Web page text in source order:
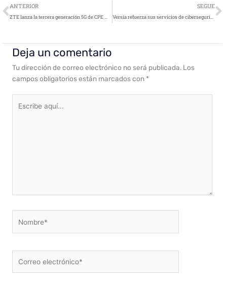
Ant
ANTERIOR
ZTE lanza la tercera generación 5G de CPE MC8020 para interiores
SEGUE
Versia refuerza sus servicios de ciberseguridad
Deja un comentario
Tu dirección de correo electrónico no será publicada. Los
campos obligatorios están marcados con *
aquí...
electrónico*